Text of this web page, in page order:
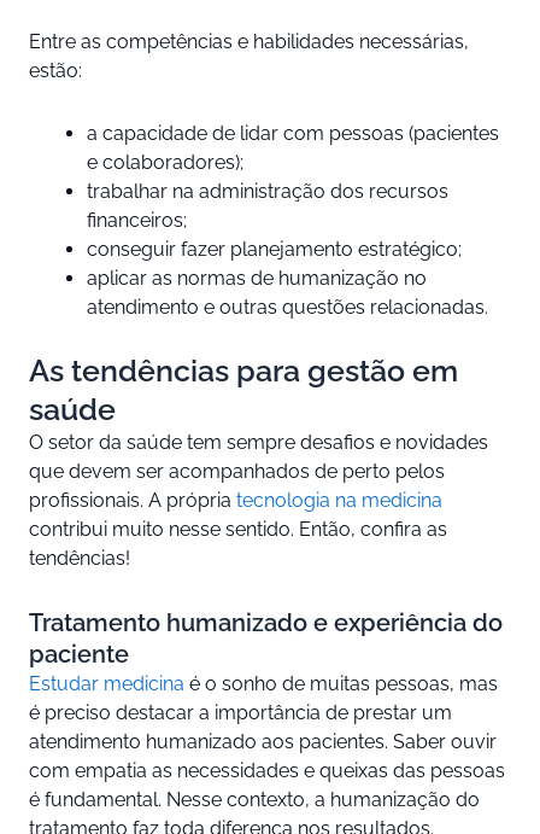
Entre as competências e habilidades necessárias,
estão:
a capacidade de lidar com pessoas (pacientes
e colaboradores);
trabalhar na administração dos recursos
financeiros;
conseguir fazer planejamento estratégico;
aplicar as normas de humanização no
atendimento e outras questões relacionadas.
As tendências para gestão em
saúde
O setor da saúde tem sempre desafios e novidades
que devem ser acompanhados de perto pelos
profissionais. A própria tecnologia na medicina
contribui muito nesse sentido. Então, confira as
tendências!
Tratamento humanizado e experiência do
paciente
Estudar medicina é o sonho de muitas pessoas, mas
é preciso destacar a importância de prestar um
atendimento humanizado aos pacientes. Saber ouvir
com empatia as necessidades e queixas das pessoas
é fundamental. Nesse contexto, a humanização do
tratamento faz toda diferença nos resultados.